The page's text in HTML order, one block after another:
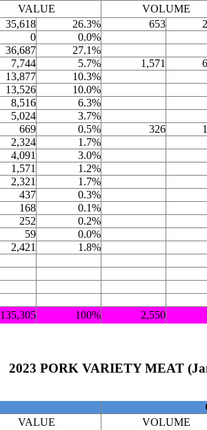
VALUE VOLUME
35,618 26.3% 653
0 0.0%
36,687 27.1%
7,744 5.7% 1,571
13,877 10.3%
13,526 10.0%
8,516 6.3%
5,024 3.7%
669 0.5% 326
2,324 1.7%
4,091 3.0%
1,571 1.2%
2,321 1.7%
437 0.3%
168 0.1%
252 0.2%
59 0.0%
2,421 1.8%
135,305 100% 2,550
2023 PORK VARIETY MEAT
VALUE VOLUME